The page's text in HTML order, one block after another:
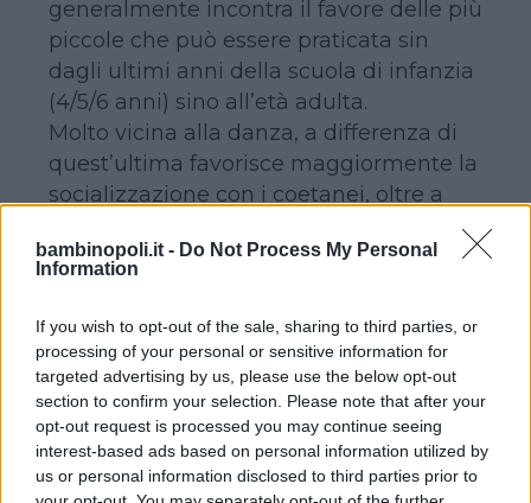
bambinopoli.it - Do Not Process My Personal
Information
If you wish to opt-out of the sale, sharing to third parties, or
processing of your personal or sensitive information for
targeted advertising by us, please use the below opt-out
section to confirm your selection. Please note that after your
opt-out request is processed you may continue seeing
interest-based ads based on personal information utilized by
us or personal information disclosed to third parties prior to
generalmente incontra il favore delle più
piccole che può essere praticata sin
dagli ultimi anni della scuola di infanzia
(4/5/6 anni) sino all’età adulta.
Molto vicina alla danza, a differenza di
quest’ultima favorisce maggiormente la
socializzazione con i coetanei, oltre a
tonicità muscolare e la
Caratterizzata dall’utilizzo di un attrezzo
– cerchio, palla, clavette, nastro e fune –
e dalla presenza della musica che detta
il ritmo dei movimenti e delle figure, la
ginnastica ritmica proposta alle più
piccine (fino a 12 anni) prevede anche